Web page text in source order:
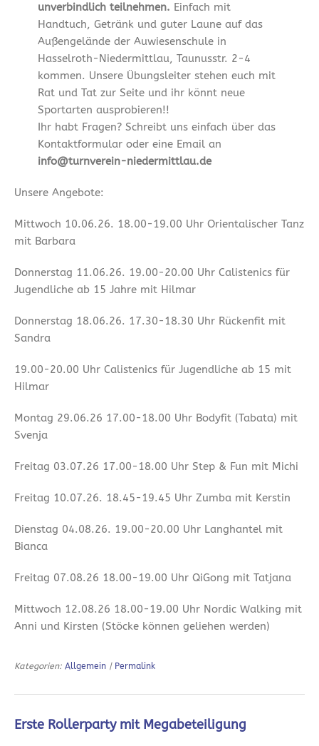
unverbindlich teilnehmen. Einfach mit
Handtuch, Getränk und guter Laune auf das
Außengelände der Auwiesenschule in
Hasselroth-Niedermittlau, Taunusstr. 2-4
kommen. Unsere Übungsleiter stehen euch mit
Rat und Tat zur Seite und ihr könnt neue
Sportarten ausprobieren!!
Ihr habt Fragen? Schreibt uns einfach über das
Kontaktformular oder eine Email an
info@turnverein-niedermittlau.de
Unsere Angebote:
Mittwoch 10.06.26. 18.00-19.00 Uhr Orientalischer Tanz
mit Barbara
Donnerstag 11.06.26. 19.00-20.00 Uhr Calistenics für
Jugendliche ab 15 Jahre mit Hilmar
Donnerstag 18.06.26. 17.30-18.30 Uhr Rückenfit mit
Sandra
19.00-20.00 Uhr Calistenics für Jugendliche ab 15 mit
Hilmar
Montag 29.06.26 17.00-18.00 Uhr Bodyfit (Tabata) mit
Svenja
Freitag 03.07.26 17.00-18.00 Uhr Step & Fun mit Michi
Freitag 10.07.26. 18.45-19.45 Uhr Zumba mit Kerstin
Dienstag 04.08.26. 19.00-20.00 Uhr Langhantel mit
Bianca
Freitag 07.08.26 18.00-19.00 Uhr QiGong mit Tatjana
Mittwoch 12.08.26 18.00-19.00 Uhr Nordic Walking mit
Anni und Kirsten (Stöcke können geliehen werden)
Kategorien: Allgemein | Permalink
Erste Rollerparty mit Megabeteiligung